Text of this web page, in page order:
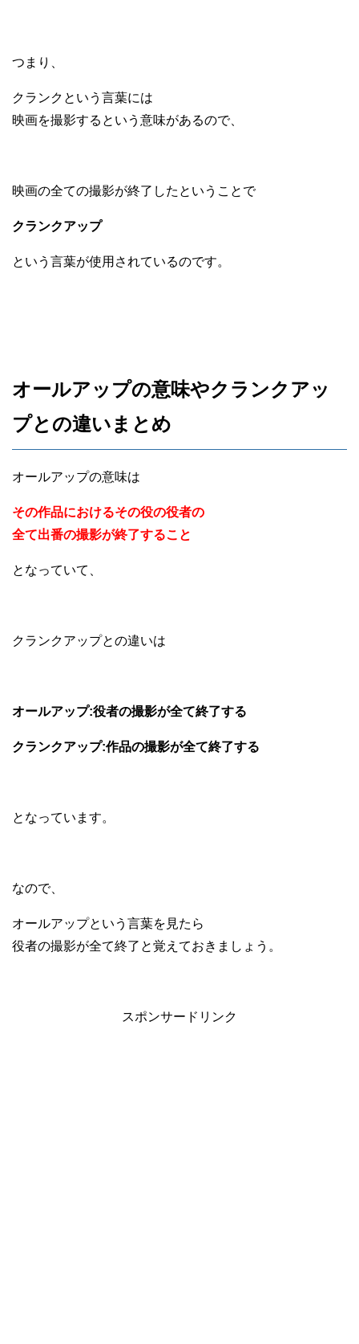
つまり、
クランクという言葉には
映画を撮影するという意味があるので、
映画の全ての撮影が終了したということで
クランクアップ
という言葉が使用されているのです。
オールアップの意味やクランクアッ
プとの違いまとめ
オールアップの意味は
その作品におけるその役の役者の
全て出番の撮影が終了すること
となっていて、
クランクアップとの違いは
オールアップ:役者の撮影が全て終了する
クランクアップ:作品の撮影が全て終了する
となっています。
なので、
オールアップという言葉を見たら
役者の撮影が全て終了と覚えておきましょう。
スポンサードリンク